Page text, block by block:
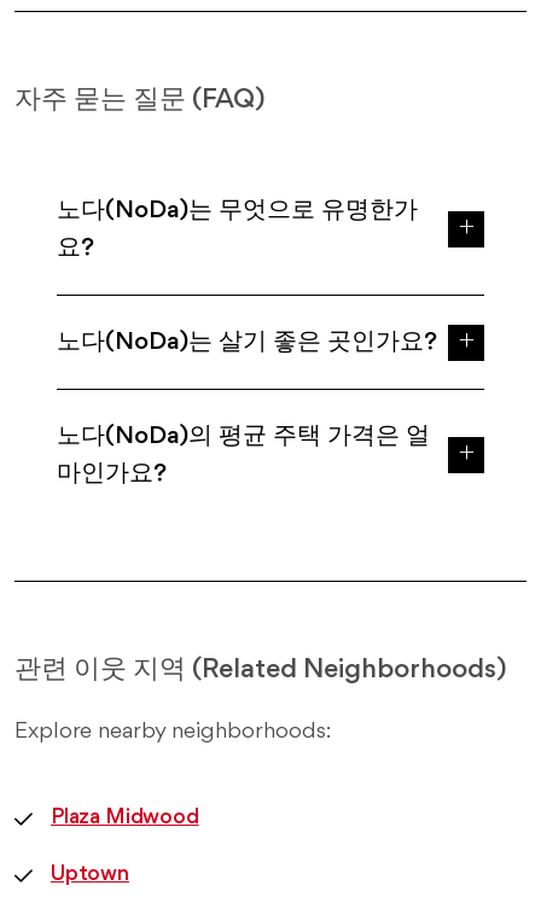
자주 묻는 질문 (FAQ)
노다(NoDa)는 무엇으로 유명한가
요?
노다(NoDa)는 살기 좋은 곳인가요?
노다(NoDa)의 평균 주택 가격은 얼
마인가요?
관련 이웃 지역 (Related Neighborhoods)
Explore nearby neighborhoods:
Plaza Midwood
Uptown